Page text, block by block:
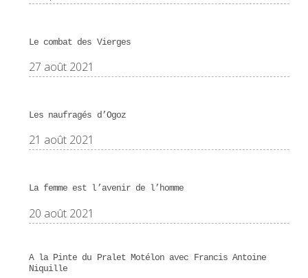
Le combat des Vierges
27 août 2021
Les naufragés d’Ogoz
21 août 2021
La femme est l’avenir de l’homme
20 août 2021
A la Pinte du Pralet Motélon avec Francis Antoine
Niquille